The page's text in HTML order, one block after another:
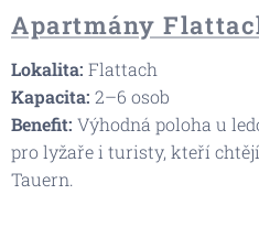
Apartmány
Lokalita: Flattach
Kapacita: 2–6 osob
Benefit: Výhodná poloha u
pro lyžaře i turisty, kteří
Tauern.